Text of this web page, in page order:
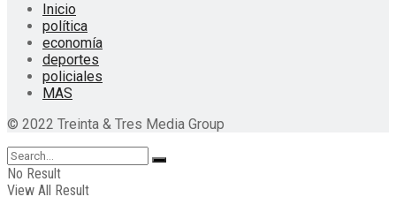
Inicio
política
economía
deportes
policiales
MAS
© 2022 Treinta & Tres Media Group
No Result
View All Result